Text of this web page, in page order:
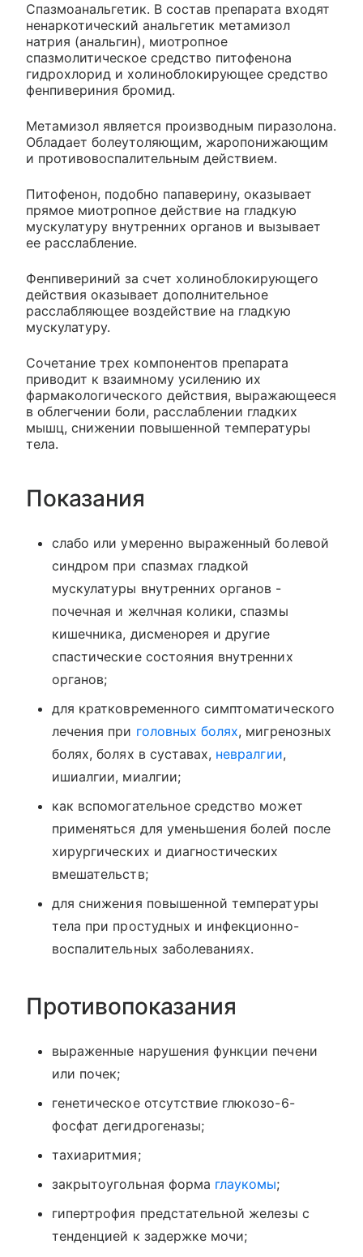
Спазмоанальгетик. В состав препарата входят
ненаркотический анальгетик метамизол
натрия (анальгин), миотропное
спазмолитическое средство питофенона
гидрохлорид и холиноблокирующее средство
фенпивериния бромид.
Метамизол является производным пиразолона.
Обладает болеутоляющим, жаропонижающим
и противовоспалительным действием.
Питофенон, подобно папаверину, оказывает
прямое миотропное действие на гладкую
мускулатуру внутренних органов и вызывает
ее расслабление.
Фенпивериний за счет холиноблокирующего
действия оказывает дополнительное
расслабляющее воздействие на гладкую
мускулатуру.
Сочетание трех компонентов препарата
приводит к взаимному усилению их
фармакологического действия, выражающееся
в облегчении боли, расслаблении гладких
мышц, снижении повышенной температуры
тела.
Показания
слабо или умеренно выраженный болевой
синдром при спазмах гладкой
мускулатуры внутренних органов -
почечная и желчная колики, спазмы
кишечника, дисменорея и другие
спастические состояния внутренних
органов;
для кратковременного симптоматического
лечения при головных болях, мигренозных
болях, болях в суставах, невралгии,
ишиалгии, миалгии;
как вспомогательное средство может
применяться для уменьшения болей после
хирургических и диагностических
вмешательств;
для снижения повышенной температуры
тела при простудных и инфекционно-
воспалительных заболеваниях.
Противопоказания
выраженные нарушения функции печени
или почек;
генетическое отсутствие глюкозо-6-
фосфат дегидрогеназы;
тахиаритмия;
закрытоугольная форма глаукомы;
гипертрофия предстательной железы с
тенденцией к задержке мочи;